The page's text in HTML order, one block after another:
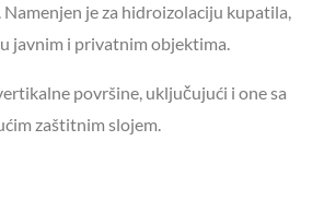
je za hidroizolaciju kupatila,
javnim i privatnim objektima.
površine, uključujući i one sa
zaštitnim slojem.